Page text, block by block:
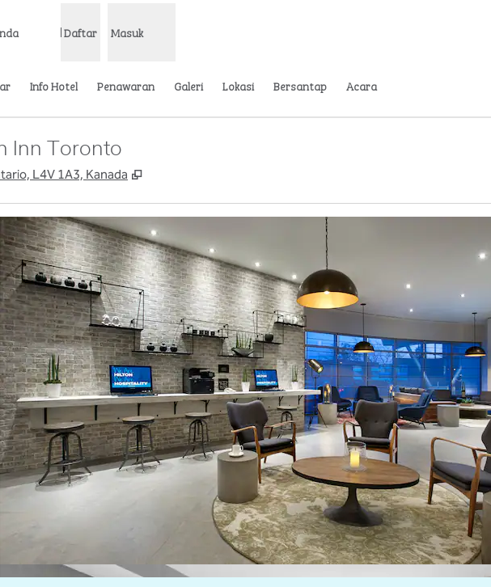
Daftar Masuk
Info Hotel Penawaran Galeri Lokasi Bersantap Acara
Inn Toronto
L4V 1A3, Kanada ,